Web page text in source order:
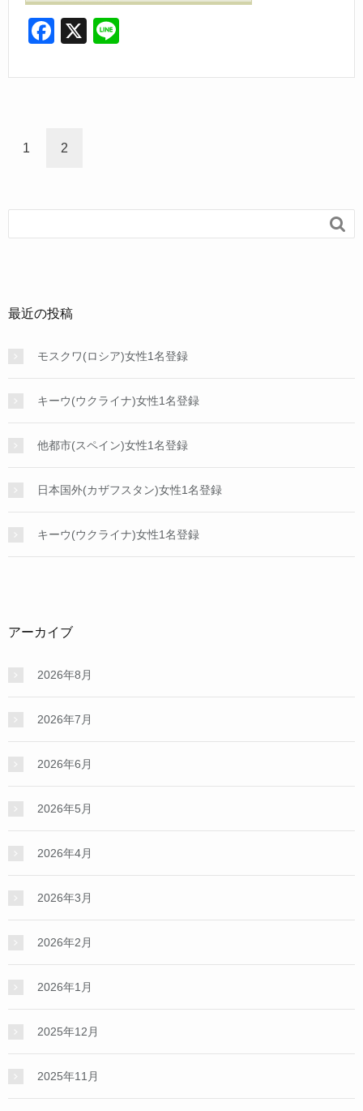
F
c
o
k
X
e
1 2

最近の投稿
モスクワ(ロシア)女性1名登録
キーウ(ウクライナ)女性1名登録
他都市(スペイン)女性1名登録
日本国外(カザフスタン)女性1名登録
キーウ(ウクライナ)女性1名登録
アーカイブ
2026年8月
2026年7月
2026年6月
2026年5月
2026年4月
2026年3月
2026年2月
2026年1月
2025年12月
2025年11月